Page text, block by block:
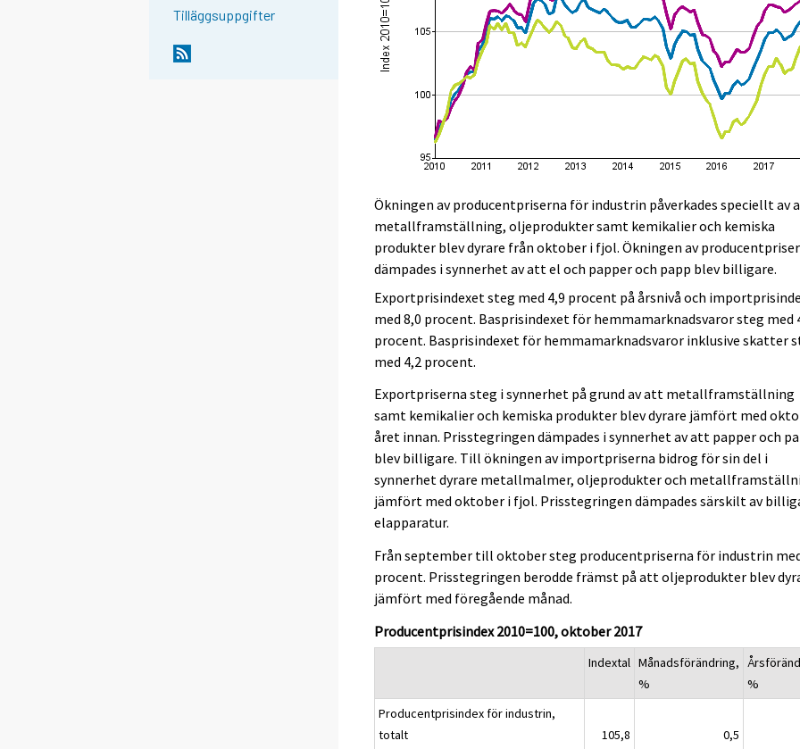
Tilläggsuppgifter
Ökningen av producentpriserna för industrin påverkades speciellt av
metallframställning, oljeprodukter samt kemikalier och kemiska
produkter blev dyrare från oktober i fjol. Ökningen av
dämpades i synnerhet av att el och papper och papp blev billigare.
Exportprisindexet steg med 4,9 procent på årsnivå och
med 8,0 procent. Basprisindexet för hemmamarknadsvaror steg med
procent. Basprisindexet för hemmamarknadsvaror inklusive skatter
med 4,2 procent.
Exportpriserna steg i synnerhet på grund av att metallframställning
samt kemikalier och kemiska produkter blev dyrare jämfört med
året innan. Prisstegringen dämpades i synnerhet av att papper och
blev billigare. Till ökningen av importpriserna bidrog för sin del i
synnerhet dyrare metallmalmer, oljeprodukter och
jämfört med oktober i fjol. Prisstegringen dämpades särskilt av
elapparatur.
Från september till oktober steg producentpriserna för industrin
procent. Prisstegringen berodde främst på att oljeprodukter blev
jämfört med föregående månad.
Producentprisindex 2010=100, oktober 2017
Indextal Månadsförändring,
%
%
Producentprisindex för industrin,
totalt
105,8
0,5